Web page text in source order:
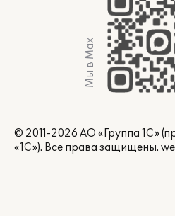
Мы в Max
© 2011-2026 АО «Группа 1С»
«1С»). Все права защищены.